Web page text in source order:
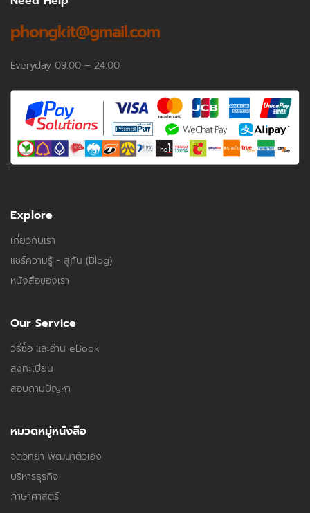
phongkit@gmail.com
Everyday 09.00 – 24.00
Explore
เกี่ยวกับเรา
แชร์ความรู้ - สู่กัน (Blog)
หนังสือของเรา
Our Service
วิธีซื้อ และอ่าน eBook
ลงทะเบียน
สอบถามปัญหา
หมวดหมู่หนังสือ
จิตวิทยา พัฒนาตัวเอง
บริหารธุรกิจ
ภาษาศาสตร์